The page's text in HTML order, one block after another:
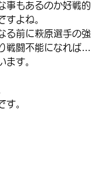
事もあるのか好戦的
すよね。
る前に萩原選手の強
戦闘不能になれば…
ます。
す。